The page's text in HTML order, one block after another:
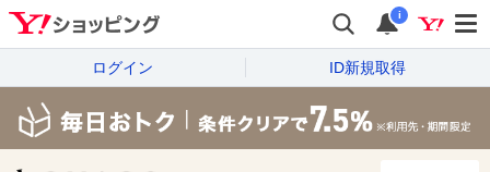
i
ログイン ID新規取得